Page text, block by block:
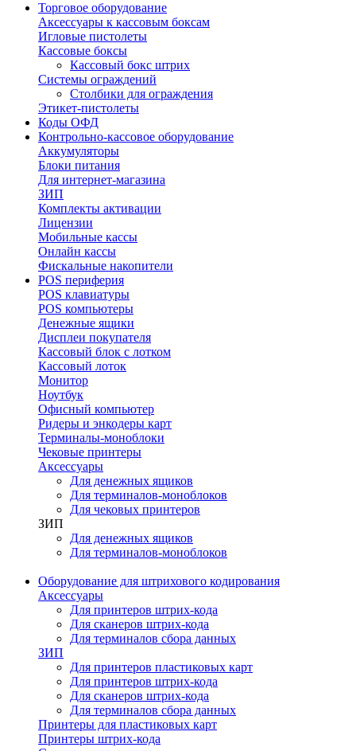
Торговое оборудование
Аксессуары к кассовым боксам
Игловые пистолеты
Кассовые боксы
Кассовый бокс штрих
Системы ограждений
Столбики для ограждения
Этикет-пистолеты
Коды ОФД
Контрольно-кассовое оборудование
Аккумуляторы
Блоки питания
Для интернет-магазина
ЗИП
Комплекты активации
Лицензии
Мобильные кассы
Онлайн кассы
Фискальные накопители
POS периферия
POS клавиатуры
POS компьютеры
Денежные ящики
Дисплеи покупателя
Кассовый блок с лотком
Кассовый лоток
Монитор
Ноутбук
Офисный компьютер
Ридеры и энкодеры карт
Терминалы-моноблоки
Чековые принтеры
Аксессуары
Для денежных ящиков
Для терминалов-моноблоков
Для чековых принтеров
ЗИП
Для денежных ящиков
Для терминалов-моноблоков
Оборудование для штрихового кодирования
Аксессуары
Для принтеров штрих-кода
Для сканеров штрих-кода
Для терминалов сбора данных
ЗИП
Для принтеров пластиковых карт
Для принтеров штрих-кода
Для сканеров штрих-кода
Для терминалов сбора данных
Принтеры для пластиковых карт
Принтеры штрих-кода